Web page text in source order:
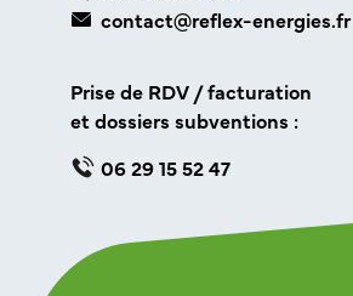
contact@reflex-energies.fr
Prise de RDV / facturation
et dossiers subventions :
06 29 15 52 47